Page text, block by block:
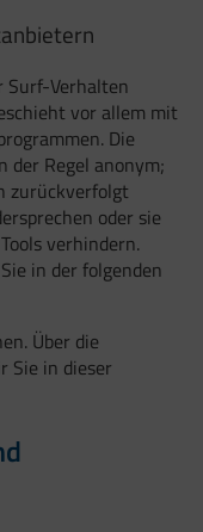
Surf-Verhalten
vor allem mit
Die
der Regel anonym;
zurückverfolgt
oder sie
verhindern.
in der folgenden
Über die
Sie in dieser